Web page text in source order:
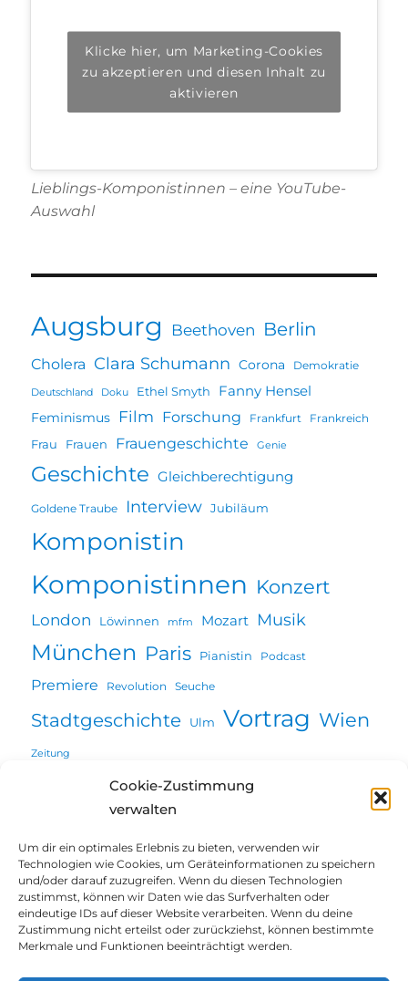
Cookie-Zustimmung
verwalten
Um dir ein optimales Erlebnis zu bieten, verwenden wir
Technologien wie Cookies, um Geräteinformationen zu speichern
und/oder darauf zuzugreifen. Wenn du diesen Technologien
zustimmst, können wir Daten wie das Surfverhalten oder
eindeutige IDs auf dieser Website verarbeiten. Wenn du deine
Zustimmung nicht erteilst oder zurückziehst, können bestimmte
Merkmale und Funktionen beeinträchtigt werden.
Klicke hier, um Marketing-Cookies
zu akzeptieren und diesen Inhalt zu
aktivieren
Lieblings-Komponistinnen – eine YouTube-
Auswahl
Augsburg Beethoven Berlin
Cholera Clara Schumann Corona Demokratie
Deutschland Doku Ethel Smyth Fanny Hensel
Feminismus Film Forschung Frankfurt Frankreich
Frau Frauen Frauengeschichte Genie
Geschichte Gleichberechtigung
Goldene Traube Interview Jubiläum
Komponistin
Komponistinnen Konzert
London Löwinnen mfm Mozart Musik
München Paris Pianistin Podcast
Premiere Revolution Seuche
Stadtgeschichte Ulm Vortrag Wien
Zeitung
Über mich
Projekte | Vorträge
öffnen